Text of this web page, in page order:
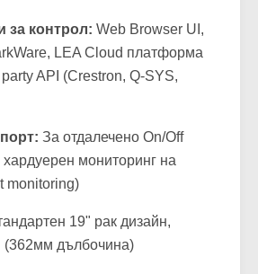
за контрол: Web Browser UI,
LEA Cloud платформа
API (Crestron, Q-SYS,
За отдалечено On/Off
мониторинг на
monitoring)
19" рак дизайн,
(362мм дълбочина)